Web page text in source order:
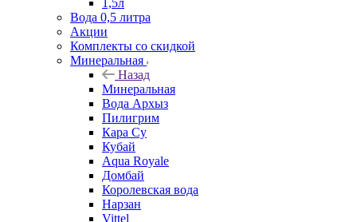
1,5л
Вода 0,5 литра
Акции
Комплекты со скидкой
Минеральная
Назад
Минеральная
Вода Архыз
Пилигрим
Кара Су
Кубай
Aqua Royale
Домбай
Королевская вода
Нарзан
Vittel